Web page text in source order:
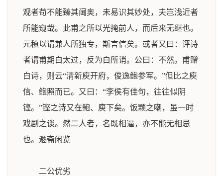
观者苟不能臻其阃奥，未易识其妙处，夫岂浅近者
所能窥哉。此甫之所以光掩前人，而后来无继也。
元稹以谓兼人所独专，斯言信矣。或者又曰：评诗
者谓甫期白太过，反为白所诮。公曰：不然。甫赠
白诗，则云“清新庾开府，俊逸鲍参军。”但比之庾
信、鲍照而已。又曰：“李侯有佳句，往往似阴
铿。”铿之诗又在鲍、庾下矣。饭颗之嘲，虽一时
戏剧之谈。然二人者，名既相逼，亦不能无相忌
也。 遯斋闲览
二公优劣